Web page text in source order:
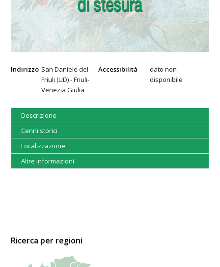
Indirizzo San Daniele del
Friuli (UD) - Friuli-
Venezia Giulia
Accessibilità
dato non
disponibile
Descrizione
Cenni storici
Localizzazione
Altre informazioni
Ricerca per regioni